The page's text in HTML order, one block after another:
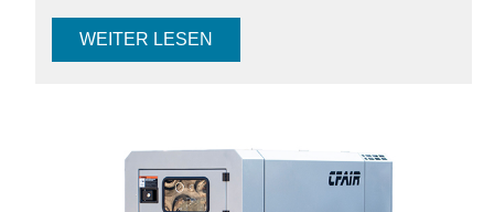
WEITER LESEN